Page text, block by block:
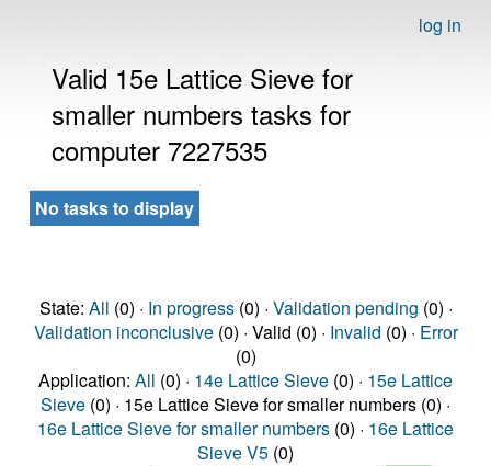
log in
Valid 15e Lattice Sieve for
smaller numbers tasks for
computer 7227535
No tasks to display
State: All (0) · In progress(0) · Validation pending (0) ·
Validation inconclusive(0) · Valid (0) · Invalid (0) · Error
(0)
Application: All (0) · 14e Lattice Sieve (0) · 15e Lattice
Sieve (0) · 15e Lattice Sieve for smaller numbers (0) ·
16e Lattice Sieve for smaller numbers (0) · 16e Lattice
Sieve V5 (0)